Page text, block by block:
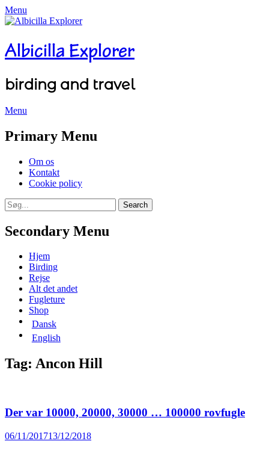
Menu
Albicilla Explorer
birding and travel
Menu
Primary Menu
Skip
content
Om os
Kontakt
Cookie policy
Search
Search
for:
Secondary Menu
Skip
content
Hjem
Birding
Rejse
Alt det andet
Fugleture
Shop
Dansk
English
Tag: Ancon Hill
Der var 10000, 20000, 30000 … 100000 rovfugle
Posted
06/11/201713/12/2018